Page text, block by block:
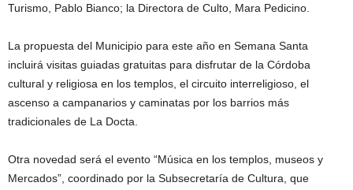
Turismo, Pablo Bianco; la Directora de Culto, Mara Pedicino.
La propuesta del Municipio para este año en Semana Santa
incluirá visitas guiadas gratuitas para disfrutar de la Córdoba
cultural y religiosa en los templos, el circuito interreligioso, el
ascenso a campanarios y caminatas por los barrios más
tradicionales de La Docta.
Otra novedad será el evento “Música en los templos, museos y
Mercados”, coordinado por la Subsecretaría de Cultura, que